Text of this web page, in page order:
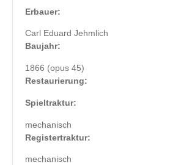
Erbauer:
Carl Eduard Jehmlich
Baujahr:
1866 (opus 45)
Restaurierung:
Spieltraktur:
mechanisch
Registertraktur:
mechanisch